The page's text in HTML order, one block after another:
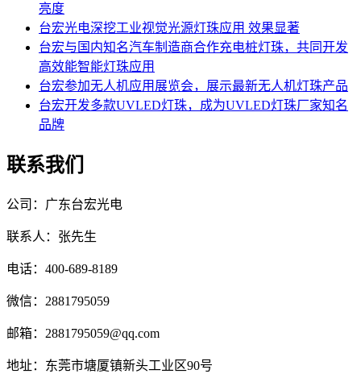
亮度
台宏光电深挖工业视觉光源灯珠应用 效果显著
台宏与国内知名汽车制造商合作充电桩灯珠，共同开发
高效能智能灯珠应用
台宏参加无人机应用展览会，展示最新无人机灯珠产品
台宏开发多款UVLED灯珠，成为UVLED灯珠厂家知名
品牌
联系我们
公司：广东台宏光电
联系人：张先生
电话：400-689-8189
微信：2881795059
邮箱：2881795059@qq.com
地址：东莞市塘厦镇新头工业区90号